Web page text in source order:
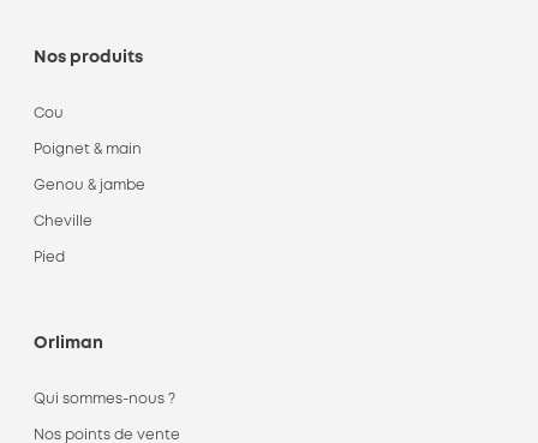
Nos produits
Cou
Poignet & main
Genou & jambe
Cheville
Pied
Orliman
Qui sommes-nous ?
Nos points de vente